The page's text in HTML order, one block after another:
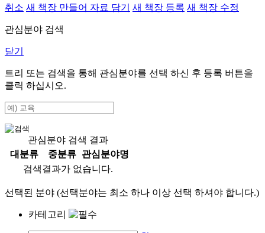
취소 새 책장 만들어 자료 담기 새 책장 등록 새 책장 수정
관심분야 검색
닫기
트리 또는 검색을 통해 관심분야를 선택 하신 후 등록 버튼을
클릭 하십시오.
관심분야 검색 결과
대분류
중분류
관심분야명
검색결과가 없습니다.
선택된 분야 (선택분야는 최소 하나 이상 선택 하셔야 합니다.)
카테고리